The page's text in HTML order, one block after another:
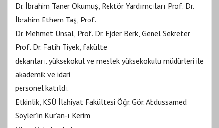
Dr. İbrahim Taner Okumuş, Rektör Yardımcıları Prof. Dr.
İbrahim Ethem Taş, Prof.
Dr. Mehmet Ünsal, Prof. Dr. Ejder Berk, Genel Sekreter
Prof. Dr. Fatih Tiyek, fakülte
dekanları, yüksekokul ve meslek yüksekokulu müdürleri ile
akademik ve idari
personel katıldı.
Etkinlik, KSÜ İlahiyat Fakültesi Öğr. Gör. Abdussamed
Söyler’in Kur’an-ı Kerim